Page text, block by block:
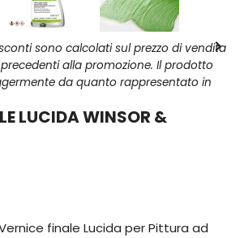

sono calcolati sul prezzo di vendita
alla promozione. Il prodotto
da quanto rappresentato in
LUCIDA WINSOR &
finale Lucida per Pittura ad